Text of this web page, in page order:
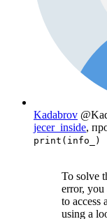
Kadabrov
jecer_inside,
print(info_)
To solve
error, you
to access
using a